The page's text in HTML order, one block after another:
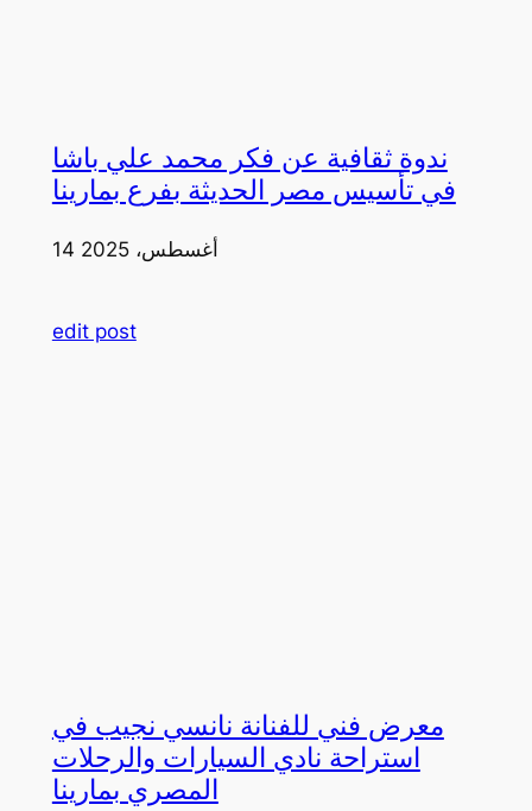
ندوة ثقافية عن فكر محمد علي باشا
في تأسيس مصر الحديثة بفرع بمارينا
14 أغسطس، 2025
edit post
معرض فني للفنانة نانسي نجيب في
استراحة نادي السيارات والرحلات
المصري بمارينا